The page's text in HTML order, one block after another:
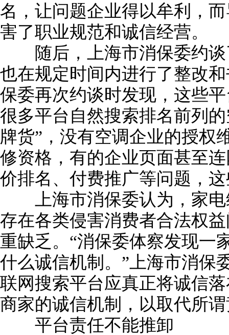
名，让问题企业得以牟利，
害了职业规范和诚信经营。
随后，上海市消保委约谈
也在规定时间内进行了整改
保委再次约谈时发现，这些
很多平台自然搜索排名前列
牌货”，没有空调企业的授权
修资格，有的企业页面甚至
价排名、付费推广等问题，
上海市消保委认为，家电
存在各类侵害消费者合法权
重缺乏。“消保委体察发现一
什么诚信机制。”上海市消保
联网搜索平台应真正将诚信
商家的诚信机制，以取代所
平台责任不能推卸